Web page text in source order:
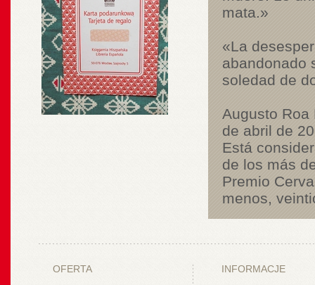
mata.»
«La
abandonado
soledad de
Augusto Roa
de abril de
Está
de los más
Premio
menos,
OFERTA INFORMACJE